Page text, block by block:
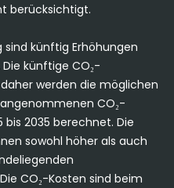
berücksichtigt.
sind künftig Erhöhungen
künftige CO₂-
werden die möglichen
CO₂-
2035 berechnet. Die
sowohl höher als auch
CO₂-Kosten sind beim